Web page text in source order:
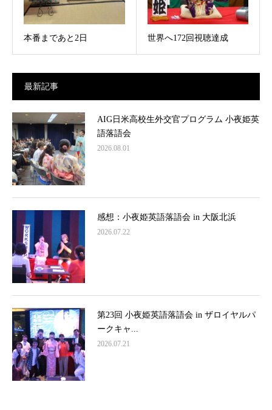
本番まであと2日 世界へ172回視聴達成
最新記事
AIG日米高校生外交官プログラム 小夜姫英
語落語会
2026.08.01
感想：小夜姫英語落語会 in 大阪北浜
2026.07.22
第23回 小夜姫英語落語会 in ザロイヤルパ
ークキャ...
2026.07.21